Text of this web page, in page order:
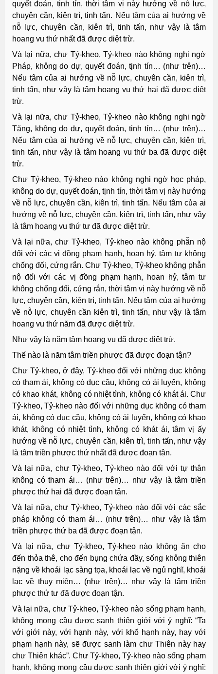
quyết đoán, tịnh tín, thời tâm vị này hướng về nỗ lực,
chuyên cần, kiên trì, tinh tấn. Nếu tâm của ai hướng về
nỗ lực, chuyên cần, kiên trì, tinh tấn, như vậy là tâm
hoang vu thứ nhất đã được diệt trừ.
Và lại nữa, chư Tỷ-kheo, Tỷ-kheo nào không nghi ngờ
Pháp, không do dự, quyết đoán, tịnh tín… (như trên)…
Nếu tâm của ai hướng về nỗ lực, chuyên cần, kiên trì,
tinh tấn, như vậy là tâm hoang vu thứ hai đã được diệt
trừ.
Và lại nữa, chư Tỷ-kheo, Tỷ-kheo nào không nghi ngờ
Tăng, không do dự, quyết đoán, tịnh tín… (như trên)…
Nếu tâm của ai hướng về nỗ lực, chuyên cần, kiên trì,
tinh tấn, như vậy là tâm hoang vu thứ ba đã được diệt
trừ.
Chư Tỷ-kheo, Tỷ-kheo nào không nghi ngờ học pháp,
không do dự, quyết đoán, tịnh tín, thời tâm vị này hướng
về nỗ lực, chuyên cần, kiên trì, tinh tấn. Nếu tâm của ai
hướng về nỗ lực, chuyên cần, kiên trì, tinh tấn, như vậy
là tâm hoang vu thứ tư đã được diệt trừ.
Và lại nữa, chư Tỷ-kheo, Tỷ-kheo nào không phẫn nộ
đối với các vị đồng phạm hạnh, hoan hỷ, tâm tư không
chống đối, cứng rắn. Chư Tỷ-kheo, Tỷ-kheo không phẫn
nộ đối với các vị đồng phạm hạnh, hoan hỷ, tâm tư
không chống đối, cứng rắn, thời tâm vị này hướng về nỗ
lực, chuyên cần, kiên trì, tinh tấn. Nếu tâm của ai hướng
về nỗ lực, chuyên cần kiên trì, tinh tấn, như vậy là tâm
hoang vu thứ năm đã được diệt trừ.
Như vậy là năm tâm hoang vu đã được diệt trừ.
Thế nào là năm tâm triền phược đã được đoạn tận?
Chư Tỷ-kheo, ở đây, Tỷ-kheo đối với những dục không
có tham ái, không có dục cầu, không có ái luyến, không
có khao khát, không có nhiệt tình, không có khát ái. Chư
Tỷ-kheo, Tỷ-kheo nào đối với những dục không có tham
ái, không có dục cầu, không có ái luyến, không có khao
khát, không có nhiệt tình, không có khát ái, tâm vị ấy
hướng về nỗ lực, chuyên cần, kiên trì, tinh tấn, như vậy
là tâm triền phược thứ nhất đã được đoạn tận.
Và lại nữa, chư Tỷ-kheo, Tỷ-kheo nào đối với tự thân
không có tham ái… (như trên)… như vậy là tâm triền
phược thứ hai đã được đoạn tận.
Và lại nữa, chư Tỷ-kheo, Tỷ-kheo nào đối với các sắc
pháp không có tham ái… (như trên)… như vậy là tâm
triền phược thứ ba đã được đoạn tận.
Và lại nữa, chư Tỷ-kheo, Tỷ-kheo nào không ăn cho
đến thỏa thê, cho đến bụng chứa đầy, sống không thiên
nặng về khoái lạc sàng tọa, khoái lạc về ngủ nghĩ, khoái
lạc về thụy miên… (như trên)… như vậy là tâm triền
phược thứ tư đã được đoạn tận.
Và lại nữa, chư Tỷ-kheo, Tỷ-kheo nào sống phạm hạnh,
không mong cầu được sanh thiên giới với ý nghĩ: “Ta
với giới này, với hạnh này, với khổ hạnh này, hay với
phạm hạnh này, sẽ được sanh làm chư Thiên này hay
chư Thiên khác”. Chư Tỷ-kheo, Tỷ-kheo nào sống phạm
hạnh, không mong cầu được sanh thiên giới với ý nghĩ: